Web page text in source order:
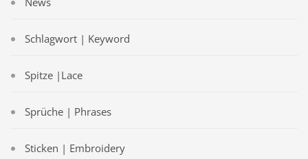
Schlagwort | Keyword
Spitze |Lace
Sprüche | Phrases
Sticken | Embroidery